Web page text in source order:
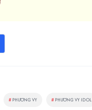
# PHƯƠNG VY # PHƯƠNG VY IDOL